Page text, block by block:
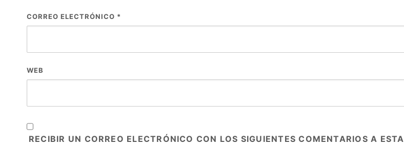
CORREO ELECTRÓNICO *
WEB
RECIBIR UN CORREO ELECTRÓNICO CON LOS SIGUIENTES COMENTARIOS A ESTA